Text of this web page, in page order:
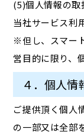
(5)個人情報の取
当社サービス利
※但し、スマー
営目的に限り、
４．個人情
ご提供頂く個人
の一部又は全部